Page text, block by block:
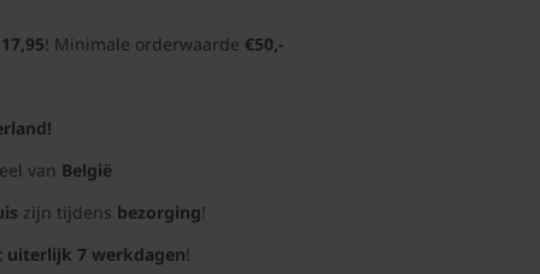
! Minimale orderwaarde €50,-
van België
zijn tijdens bezorging!
uiterlijk 7 werkdagen!